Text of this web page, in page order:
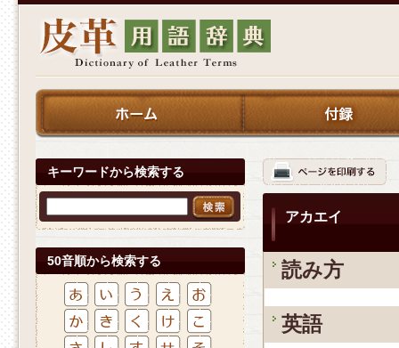
キーワードから検索する
50音順から検索する
アカエイ
読み方
英語